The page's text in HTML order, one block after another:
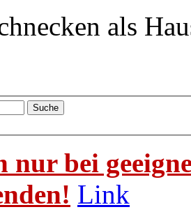
als
nur bei
Link